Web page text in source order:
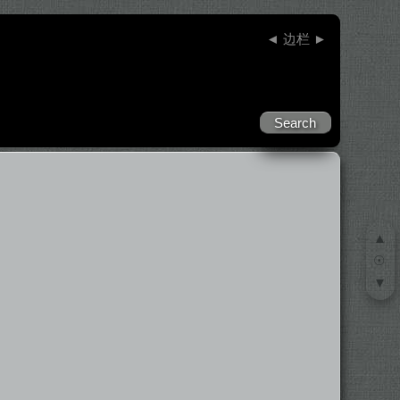
◄ 边栏 ►
▲
☉
▼